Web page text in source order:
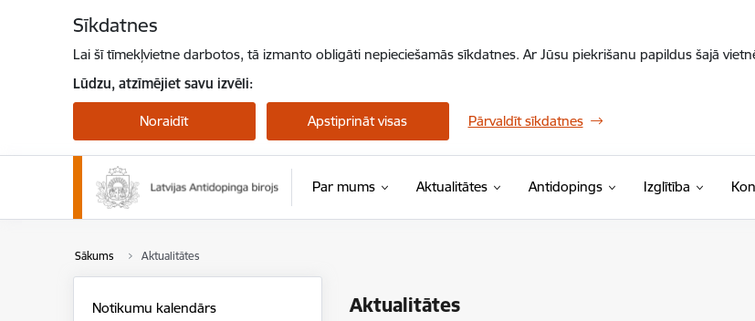
Sīkdatnes
Lai šī tīmekļvietne darbotos, tā izmanto obligāti nepieciešamās sīkdatnes. Ar Jūsu piekrišanu papildus šajā
Lūdzu, atzīmējiet savu izvēli:
Noraidīt Apstiprināt visas Pārvaldīt sīkdatnes
Par mums Aktualitātes Antidopings Izglītība
Sākums Aktualitātes
Aktualitātes
Notikumu kalendārs